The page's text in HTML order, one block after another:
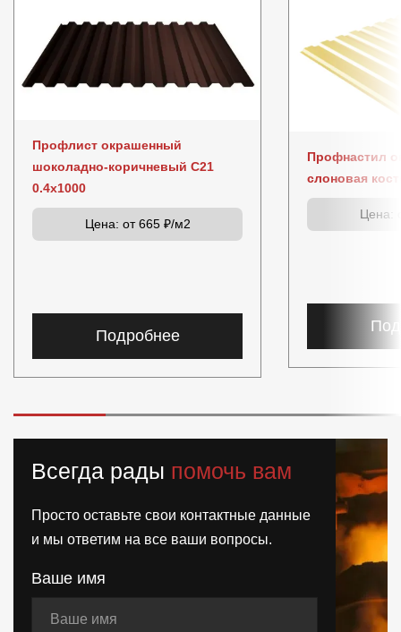
Профлист окрашенный
шоколадно-коричневый C21
0.4x1000
Цена: от 665 ₽/м2
Подробнее
Профнастил
слоновая
Цена:
Всегда рады помочь вам
Просто оставьте свои контактные данные
и мы ответим на все ваши вопросы.
Ваше имя